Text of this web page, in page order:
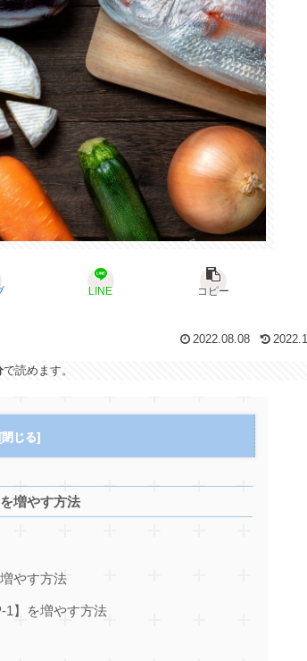
LINE コピー
2022.08.08
で読めます。
増やす方法
やす方法
1】を増やす方法